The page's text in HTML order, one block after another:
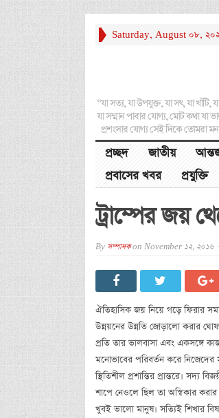
Saturday, August 08,
“যা সত্য, যা উপযুক্ত, যা সৎ, যা খাঁটি,
যা সম্মান পাবার যোগ্য, মোট কথা যা
প্রশংসার যোগ্য সেই দিকে তোমরা মন
প্রচ্ছদ জাতীয়
প্রবাসের খবর
প্রযুক্তি
ট্রাম্পের জয়
By সম্পাদকon November 12, 2016
ঐতিহাসিক জয় নিয়ে গড়ে ফিরার
উন্নয়নের উন্নতি জোড়ালো করার
প্রতি তার ভালবাসা এবং একসঙ্গে
মনোভাবের পরিবর্তন করে নিজেদের
স্থিতিশীল প্রশান্তির প্রান্তরে। সদ্য
শাপে নেওলে ছিল তা অস্বিকার
খুবই ভালো মানুষ। সত্যিই শিখার